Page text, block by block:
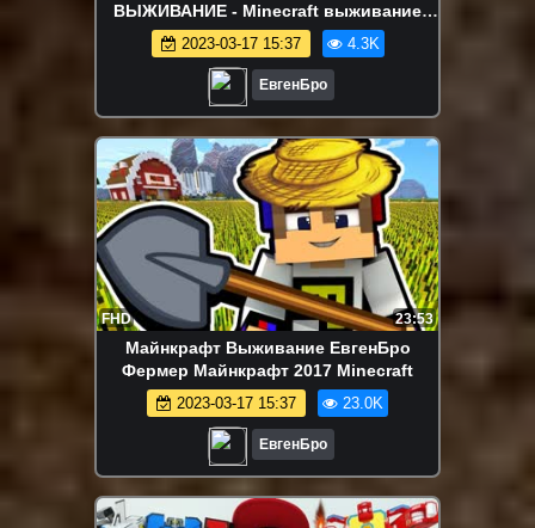
ВЫЖИВАНИЕ - Minecraft выживание
2018 деревня моды видео
2023-03-17 15:37 4.3K
ЕвгенБро
FHD 23:53
Майнкрафт Выживание ЕвгенБро
Фермер Майнкрафт 2017 Minecraft
2023-03-17 15:37 23.0K
ЕвгенБро